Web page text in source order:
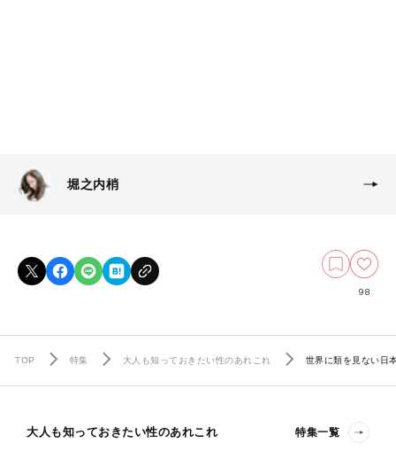
堀之内梢
98
TOP 特集 大人も知っておきたい性のあれこれ 世界に類を見ない日
大人も知っておきたい性のあれこれ 特集一覧